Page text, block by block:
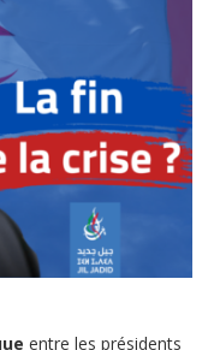
entre les présidents